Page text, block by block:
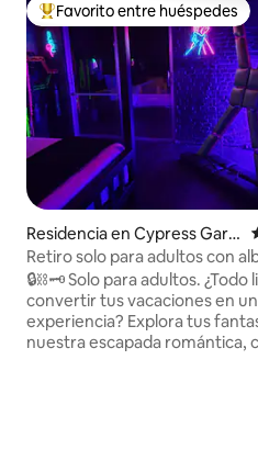
De los mejores en Favorito
Favorito entre huéspedes
Residencia en Cypress Gard
ens
Retiro solo para adultos con
spa | 18 años en adelante,
🔒⛓️🗝️ Solo para adultos. ¿Todo
convertir tus vacaciones en
experiencia? Explora tus
nuestra escapada romántica,